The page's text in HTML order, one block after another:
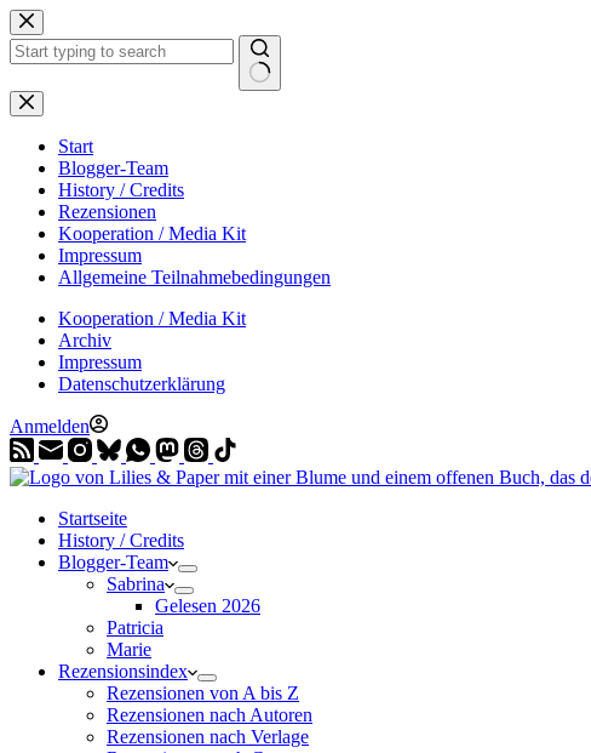
Zum
Inhalt
springen
Start
Blogger-Team
History / Credits
Rezensionen
Kooperation / Media Kit
Impressum
Allgemeine Teilnahmebedingungen
Kooperation / Media Kit
Archiv
Impressum
Datenschutzerklärung
Anmelden
Startseite
History / Credits
Blogger-Team
Sabrina
Gelesen 2026
Patricia
Marie
Rezensionsindex
Rezensionen von A bis Z
Rezensionen nach Autoren
Rezensionen nach Verlage